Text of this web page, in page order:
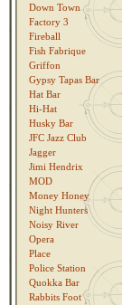
Down Town
Factory 3
Fireball
Fish Fabrique
Griffon
Gypsy Tapas Bar
Hat Bar
Hi-Hat
Husky Bar
JFC Jazz Club
Jagger
Jimi Hendrix
MOD
Money Honey
Night Hunters
Noisy River
Opera
Place
Police Station
Quokka Bar
Rabbits Foot